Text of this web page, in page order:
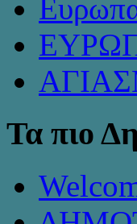
Τα πιο